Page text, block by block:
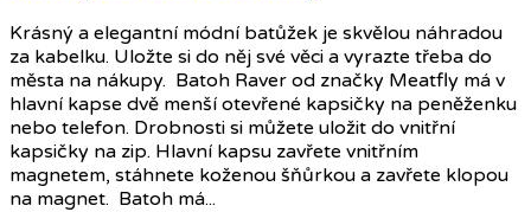
Krásný a elegantní módní batůžek je skvělou náhradou
za kabelku. Uložte si do něj své věci a vyrazte třeba do
města na nákupy. Batoh Raver od značky Meatfly má v
hlavní kapse dvě menší otevřené kapsičky na peněženku
nebo telefon. Drobnosti si můžete uložit do vnitřní
kapsičky na zip. Hlavní kapsu zavřete vnitřním
magnetem, stáhnete koženou šňůrkou a zavřete klopou
na magnet. Batoh má...